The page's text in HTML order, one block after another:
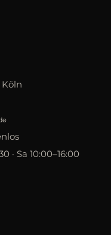
Köln
· Sa 10:00–16:00